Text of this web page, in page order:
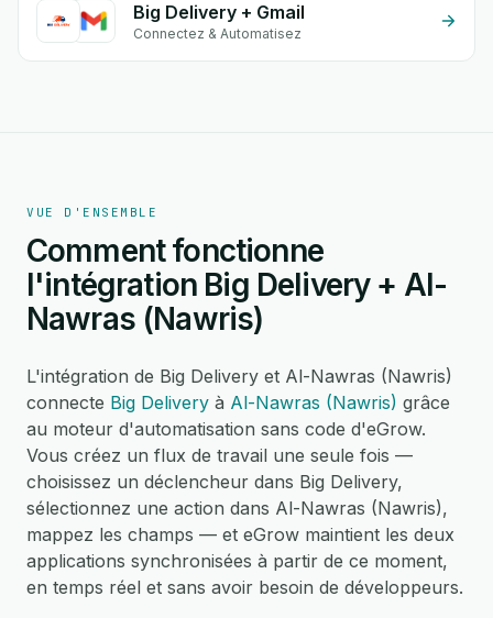
Big Delivery + Gmail
Connectez & Automatisez
VUE D'ENSEMBLE
Comment fonctionne
l'intégration Big Delivery + Al-
Nawras (Nawris)
L'intégration de Big Delivery et Al-Nawras (Nawris)
connecte Big Delivery à Al-Nawras (Nawris) grâce
au moteur d'automatisation sans code d'eGrow.
Vous créez un flux de travail une seule fois —
choisissez un déclencheur dans Big Delivery,
sélectionnez une action dans Al-Nawras (Nawris),
mappez les champs — et eGrow maintient les deux
applications synchronisées à partir de ce moment,
en temps réel et sans avoir besoin de développeurs.